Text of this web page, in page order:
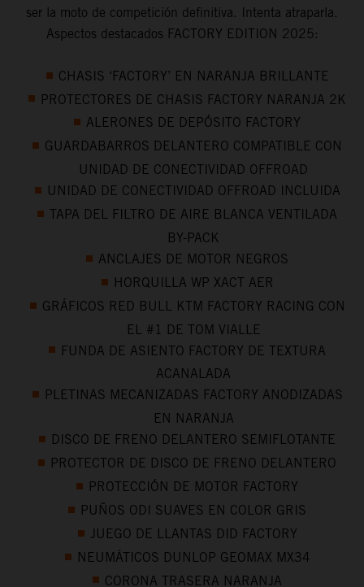
ser la moto de competición definitiva. Intenta atraparla.
Aspectos destacados FACTORY EDITION 2025:
CHASIS ‘FACTORY’ EN NARANJA BRILLANTE
PROTECTORES DE CHASIS FACTORY NARANJA 2K
ALERONES DE DEPÓSITO FACTORY
GUARDABARROS DELANTERO COMPATIBLE CON
UNIDAD DE CONECTIVIDAD OFFROAD
UNIDAD DE CONECTIVIDAD OFFROAD INCLUIDA
TAPA DEL FILTRO DE AIRE BLANCA VENTILADA
BY-PACK
ANCLAJES DE MOTOR NEGROS
HORQUILLA WP XACT AER
GRÁFICOS RED BULL KTM FACTORY RACING CON
EL #1 DE TOM VIALLE
FUNDA DE ASIENTO FACTORY DE TEXTURA
ACANALADA
PLETINAS MECANIZADAS FACTORY ANODIZADAS
EN NARANJA
DISCO DE FRENO DELANTERO SEMIFLOTANTE
PROTECTOR DE DISCO DE FRENO DELANTERO
PROTECCIÓN DE MOTOR FACTORY
PUÑOS ODI SUAVES EN COLOR GRIS
JUEGO DE LLANTAS DID FACTORY
NEUMÁTICOS DUNLOP GEOMAX MX34
CORONA TRASERA NARANJA